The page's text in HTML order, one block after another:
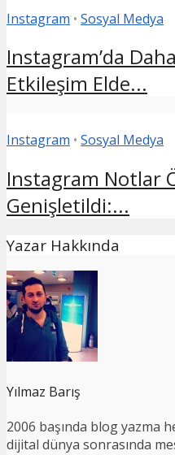
Instagram • Sosyal Medya
Instagram’da
Etkileşim Elde...
Instagram • Sosyal Medya
Instagram Notlar
Genişletildi:...
Yazar Hakkında
Yılmaz Barış
2006 başında blog yazma
dijital dünya sonrasında